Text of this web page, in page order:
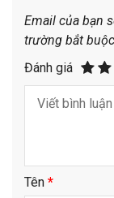
Email của bạn
trường bắt
Đánh giá
Tên *